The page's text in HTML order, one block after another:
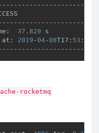
37.829 s
at: 2019 - 04- 08T17: 53 :
rocketmq